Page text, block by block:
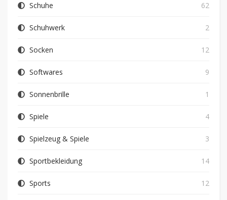
Schuhe 62
Schuhwerk 2
Socken 12
Softwares 9
Sonnenbrille 1
Spiele 4
Spielzeug & Spiele 3
Sportbekleidung 14
Sports 12